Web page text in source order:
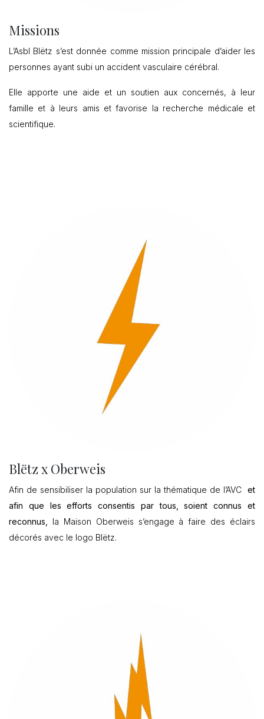
Missions
L’Asbl Blëtz s’est donnée comme mission principale d’aider les
personnes ayant subi un accident vasculaire cérébral.
Elle apporte une aide et un soutien aux concernés, à leur
famille et à leurs amis et favorise la recherche médicale et
scientifique.
Blëtz x Oberweis
Afin de sensibiliser la population sur la thématique de l’AVC et
afin que les efforts consentis par tous, soient connus et
reconnus,
la Maison Oberweis s’engage à faire des éclairs
décorés avec le logo Blëtz.